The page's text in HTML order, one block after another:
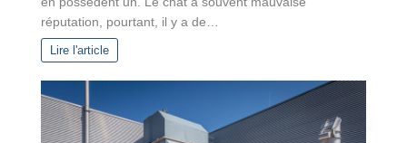
réputation, pourtant, il y a de…
Lire l'article